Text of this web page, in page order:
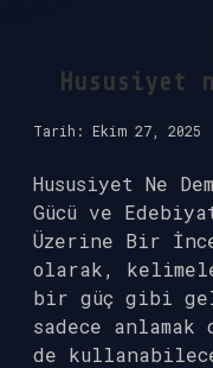
Hususiyet
Tarih: Ekim 27, 2025
Hususiyet Ne
Gücü ve
Üzerine Bir
olarak,
bir güç gibi
sadece
de